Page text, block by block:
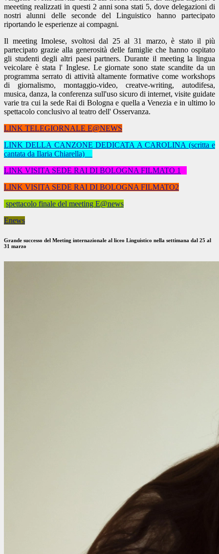
meeeting realizzati in questi 2 anni sona stati 5, dove delegazioni di
nostri alunni delle seconde del Linguistico hanno partecipato
riportando le esperienze ai compagni.
Il meeting Imolese, svoltosi dal 25 al 31 marzo, è stato il più
partecipato grazie alla generosità delle famiglie che hanno ospitato
gli studenti degli altri paesi partners. Durante il meeting la lingua
veicolare è stata l' Inglese. Le giornate sono state scandite da un
programma serrato di attività altamente formative come workshops
di giornalismo, montaggio-video, creatve-writing, autodifesa,
musica, danza, la conferenza sull'uso sicuro di internet, visite guidate
varie tra cui la sede Rai di Bologna e quella a Venezia e in ultimo lo
spettacolo conclusivo al teatro dell' Osservanza.
LINK TELEGIORNALE E@NEWS
LINK DELLA CANZONE DEDICATA A CAROLINA (scritta e
cantata da Ilaria Chiarella)
LINK VISITA SEDE RAI DI BOLOGNA FILMATO 1
LINK VISITA SEDE RAI DI BOLOGNA FILMATO2
spettacolo finale del meeting E@news
Enews
Grande successo del Meeting internazionale al liceo Linguistico nella settimana dal 25 al
31 marzo